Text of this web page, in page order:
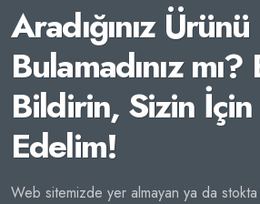
Aradığınız Ürünü
Bulamadınız mı?
Bildirin, Sizin
Edelim!
Web sitemizde yer almayan ya da